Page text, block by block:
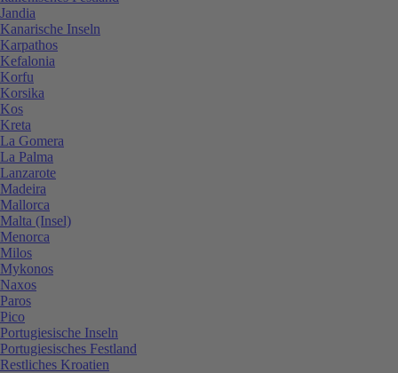
Jandia
Kanarische Inseln
Karpathos
Kefalonia
Korfu
Korsika
Kos
Kreta
La Gomera
La Palma
Lanzarote
Madeira
Mallorca
Malta (Insel)
Menorca
Milos
Mykonos
Naxos
Paros
Pico
Portugiesische Inseln
Portugiesisches Festland
Restliches Kroatien